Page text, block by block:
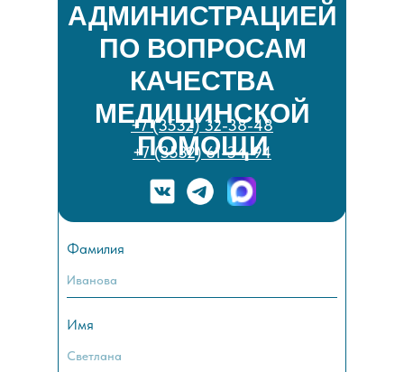
АДМИНИСТРАЦИЕЙ
ПО ВОПРОСАМ
КАЧЕСТВА
МЕДИЦИНСКОЙ
ПОМОЩИ
+7 (3532) 32-38-48
+7 (3532) 61-34-94
Фамилия
Имя